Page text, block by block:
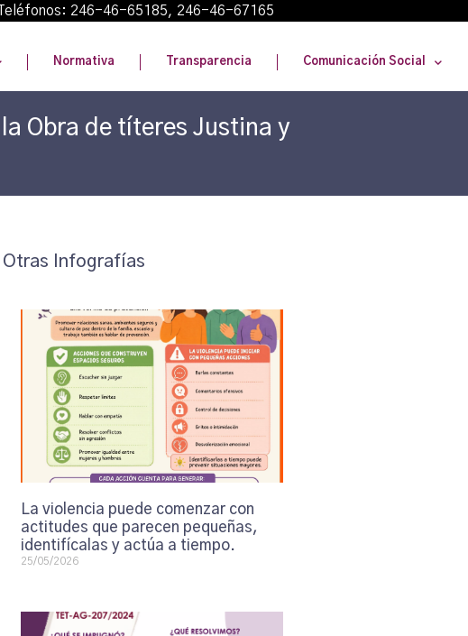
246-46-65185, 246-46-67165
Normativa Transparencia Comunicación Social
Obra de títeres Justina y
Otras Infografías
La violencia puede comenzar con
actitudes que parecen pequeñas,
identifícalas y actúa a tiempo.
25/05/2026